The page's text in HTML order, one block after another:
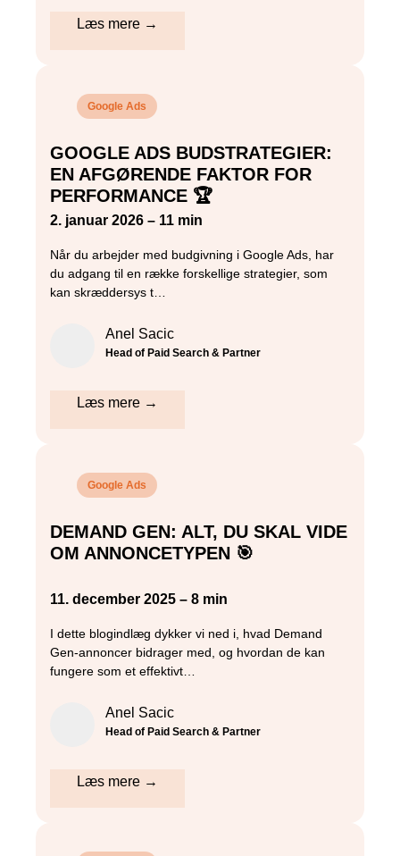
Læs mere →
Google Ads
GOOGLE ADS BUDSTRATEGIER:
EN AFGØRENDE FAKTOR FOR
PERFORMANCE 🏆
2. januar 2026 – 11 min
Når du arbejder med budgivning i Google Ads, har
du adgang til en række forskellige strategier, som
kan skræddersys t…
Anel Sacic
Head of Paid Search & Partner
Læs mere →
Google Ads
DEMAND GEN: ALT, DU SKAL VIDE
OM ANNONCETYPEN 🎯
11. december 2025 – 8 min
I dette blogindlæg dykker vi ned i, hvad Demand
Gen-annoncer bidrager med, og hvordan de kan
fungere som et effektivt…
Anel Sacic
Head of Paid Search & Partner
Læs mere →